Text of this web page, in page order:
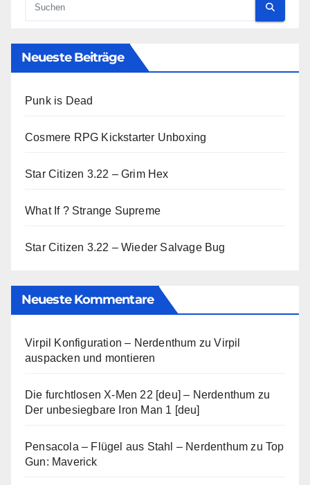
Neueste Beiträge
Punk is Dead
Cosmere RPG Kickstarter Unboxing
Star Citizen 3.22 – Grim Hex
What If ? Strange Supreme
Star Citizen 3.22 – Wieder Salvage Bug
Neueste Kommentare
Virpil Konfiguration – Nerdenthum zuVirpil
auspacken und montieren
Die furchtlosen X-Men 22 [deu] – Nerdenthum zu
Der unbesiegbare Iron Man 1 [deu]
Pensacola – Flügel aus Stahl – Nerdenthum zuTop
Gun: Maverick